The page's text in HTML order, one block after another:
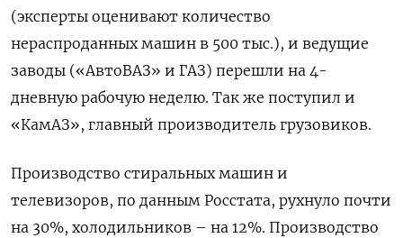
(эксперты оценивают количество
нераспроданных машин в 500 тыс.), и ведущие
заводы («АвтоВАЗ» и ГАЗ) перешли на 4-
дневную рабочую неделю. Так же поступил и
«КамАЗ», главный производитель грузовиков.
Производство стиральных машин и
телевизоров, по данным Росстата, рухнуло почти
на 30%, холодильников – на 12%. Производство